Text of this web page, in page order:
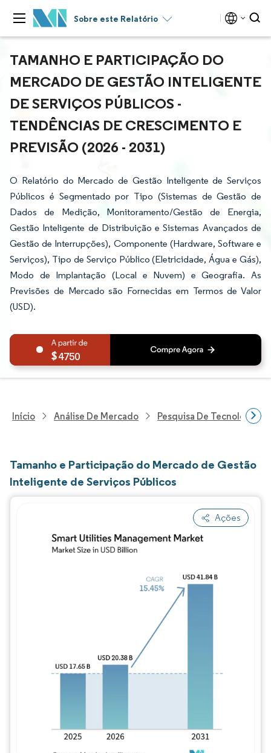
Sobre este Relatório
TAMANHO E PARTICIPAÇÃO DO
MERCADO DE GESTÃO INTELIGENTE
DE SERVIÇOS PÚBLICOS -
TENDÊNCIAS DE CRESCIMENTO E
PREVISÃO (2026 - 2031)
O Relatório do Mercado de Gestão Inteligente de Serviços
Públicos é Segmentado por Tipo (Sistemas de Gestão de
Dados de Medição, Monitoramento/Gestão de Energia,
Gestão Inteligente de Distribuição e Sistemas Avançados de
Gestão de Interrupções), Componente (Hardware, Software e
Serviços), Tipo de Serviço Público (Eletricidade, Água e Gás),
Modo de Implantação (Local e Nuvem) e Geografia. As
Previsões de Mercado são Fornecidas em Termos de Valor
(USD).
4750
Início Análise De Mercado Pesquisa De Tecnologia,
Tamanho e Participação do Mercado de Gestão
Inteligente de Serviços Públicos
Ações
Imagem © Mordor Intelligence. O reuso